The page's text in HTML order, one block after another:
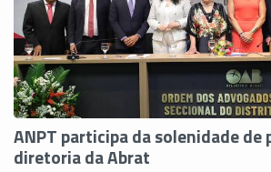
ANPT participa da solenidade de
diretoria da Abrat